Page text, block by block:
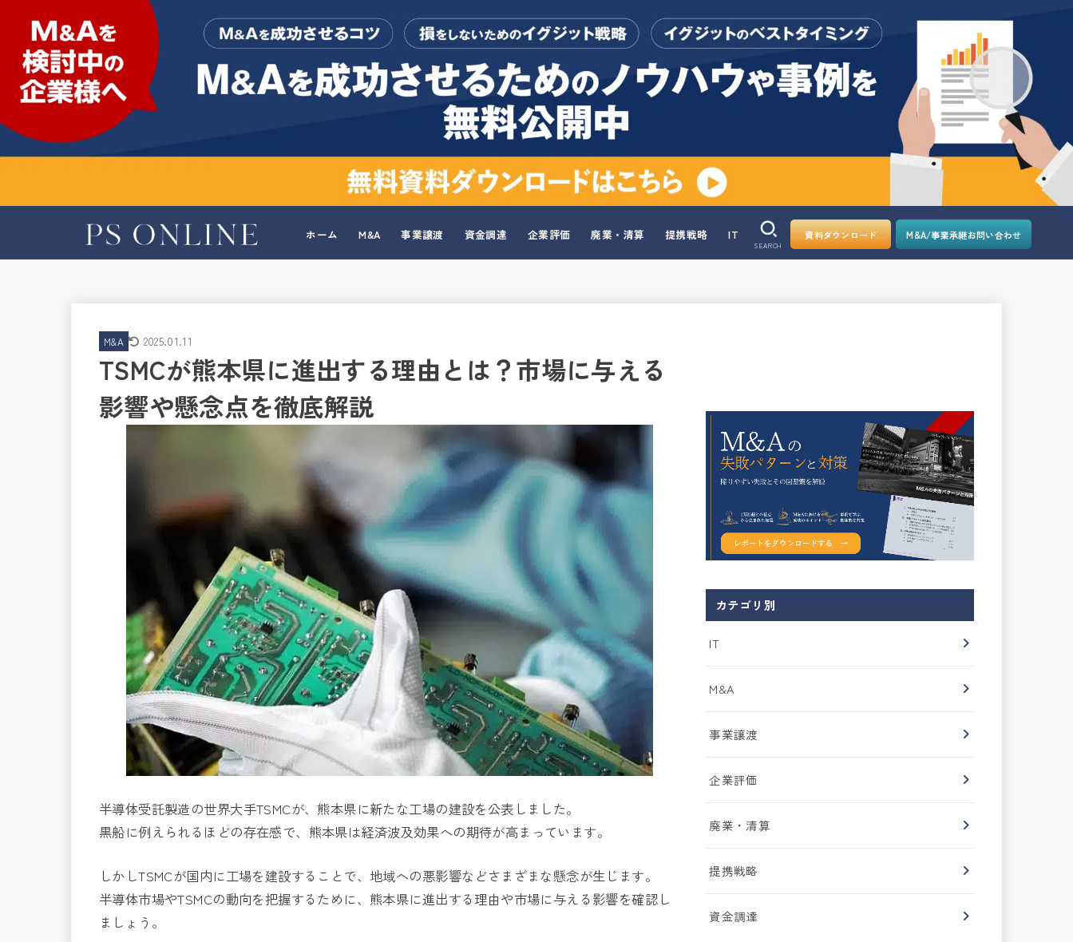
ホーム M&A 事業譲渡 資金調達 企業評価 廃業・清算 提携戦略 IT
SEARCH
資料ダウンロード M&A/事業承継お問い合わせ
M&A 2025.01.11
TSMCが熊本県に進出する理由とは？市場に与える
影響や懸念点を徹底解説
半導体受託製造の世界大手TSMCが、熊本県に新たな工場の建設を公表しました。
黒船に例えられるほどの存在感で、熊本県は経済波及効果への期待が高まっています。
しかしTSMCが国内に工場を建設することで、地域への悪影響などさまざまな懸念が生じます。
半導体市場やTSMCの動向を把握するために、熊本県に進出する理由や市場に与える影響を確認し
ましょう。
カテゴリ別
IT
M&A
事業譲渡
企業評価
廃業・清算
提携戦略
資金調達